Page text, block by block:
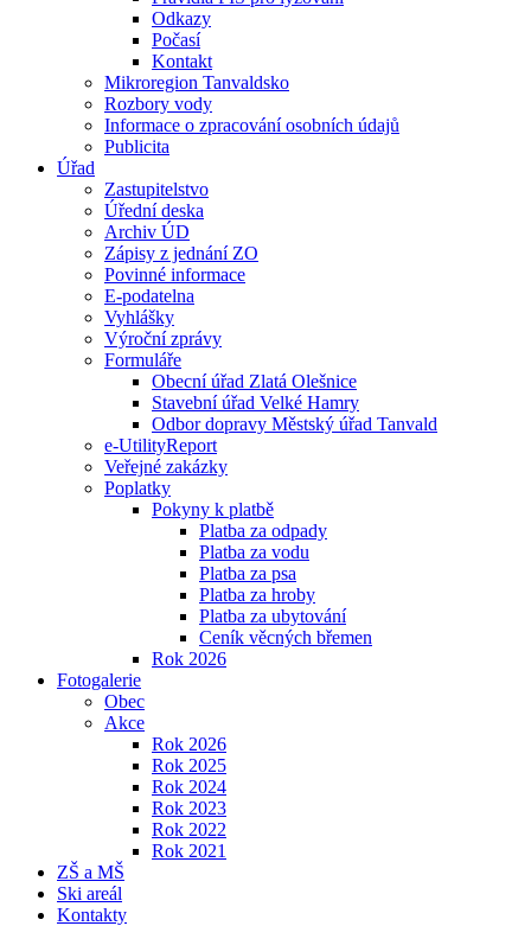
Odkazy
Počasí
Kontakt
Mikroregion Tanvaldsko
Rozbory vody
Informace o zpracování osobních údajů
Publicita
Úřad
Zastupitelstvo
Úřední deska
Archiv ÚD
Zápisy z jednání ZO
Povinné informace
E-podatelna
Vyhlášky
Výroční zprávy
Formuláře
Obecní úřad Zlatá Olešnice
Stavební úřad Velké Hamry
Odbor dopravy Městský úřad Tanvald
e-UtilityReport
Veřejné zakázky
Poplatky
Pokyny k platbě
Platba za odpady
Platba za vodu
Platba za psa
Platba za hroby
Platba za ubytování
Ceník věcných břemen
Rok 2026
Fotogalerie
Obec
Akce
Rok 2026
Rok 2025
Rok 2024
Rok 2023
Rok 2022
Rok 2021
ZŠ a MŠ
Ski areál
Kontakty